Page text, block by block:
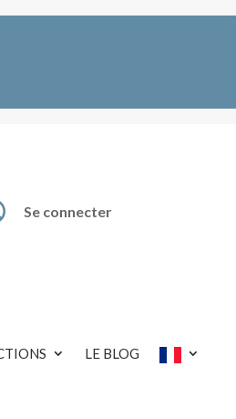
Se connecter
LE BLOG